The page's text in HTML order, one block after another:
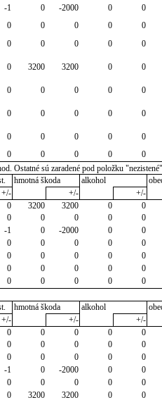
-1 0 -2000 0 0
0 0 0 0 0
0 0 0 0 0
0 3200 3200 0 0
0 0 0 0 0
0 0 0 0 0
0 0 0 0 0
0 0 0 0 0
Ostatné sú zaradené pod položku "nezistené"
hmotná škoda alkohol
+/- +/- +/-
0 3200 3200 0 0
0 0 0 0 0
-1 0 -2000 0 0
0 0 0 0 0
0 0 0 0 0
0 0 0 0 0
0 0 0 0 0
hmotná škoda alkohol
+/- +/- +/-
0 0 0 0 0
0 0 0 0 0
0 0 0 0 0
-1 0 -2000 0 0
0 0 0 0 0
0 3200 3200 0 0